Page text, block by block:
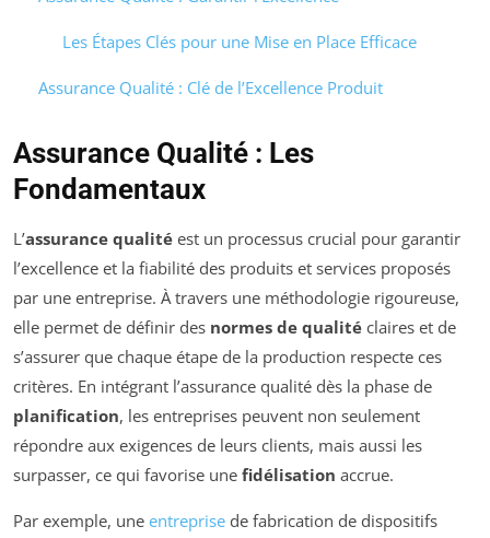
Les Étapes Clés pour une Mise en Place Efficace
Assurance Qualité : Clé de l’Excellence Produit
Assurance Qualité : Les
Fondamentaux
L’assurance qualité est un processus crucial pour garantir
l’excellence et la fiabilité des produits et services proposés
par une entreprise. À travers une méthodologie rigoureuse,
elle permet de définir des normes de qualité claires et de
s’assurer que chaque étape de la production respecte ces
critères. En intégrant l’assurance qualité dès la phase de
planification, les entreprises peuvent non seulement
répondre aux exigences de leurs clients, mais aussi les
surpasser, ce qui favorise une fidélisation accrue.
Par exemple, une entreprise de fabrication de dispositifs